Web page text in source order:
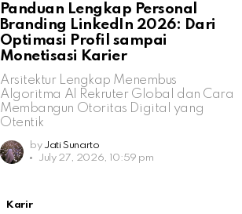
Panduan Lengkap Personal
Branding LinkedIn 2026: Dari
Optimasi Profil sampai
Monetisasi Karier
Arsitektur Lengkap Menembus
Algoritma AI Rekruter Global dan Cara
Membangun Otoritas Digital yang
Otentik
by Jati Sunarto
July 27, 2026, 10:59 pm
Karir